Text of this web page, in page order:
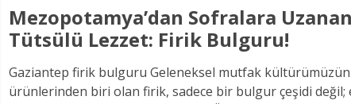
Mezopotamya’dan Sofralara Uzanan
Tütsülü Lezzet: Firik Bulguru!
Gaziantep firik bulguru Geleneksel mutfak
ürünlerinden biri olan firik, sadece bir bulgur çeşidi değil;